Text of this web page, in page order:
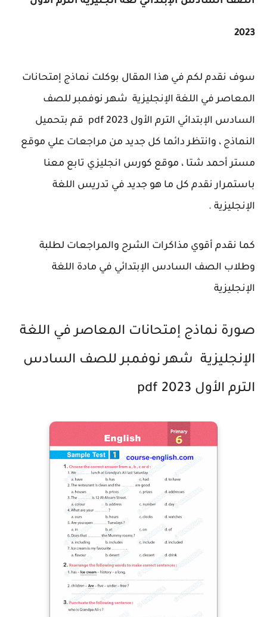
2023
سوف نقدم لكم في هذا المقال بوكلت نماذج إمتحانات
المعاصر في اللغة الإنجليزية شهر نوفمبر للصف
السادس الإبتدائي الترم الأول 2023 pdf قم بتحميل
النماذج ، وانتظر دائما كل جديد من مراجعات علي موقع
مستر أحمد شتا ، موقع كورس انجليزي تابع معنا
باستمرار نقدم كل ما هو جديد في تدريس اللغة
الإنجليزية .
كما نقدم أقوي مذاكرات الشرح والمراجعات لطلبة
وطلاب الصف السادس الإبتدائي في مادة اللغة
الإنجليزية
صورة نماذج إمتحانات المعاصر في اللغة
الإنجليزية شهر نوفمبر للصف السادس
الترم الأول 2023 pdf